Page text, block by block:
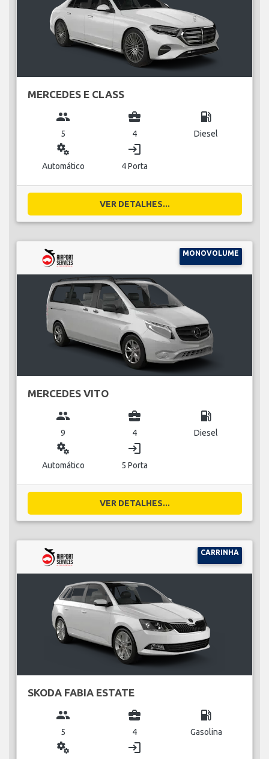
MERCEDES E CLASS
group
5
business_center
4
local_gas_station
Diesel
miscellaneous_services
Automático
login
4 Porta
VER DETALHES...
MONOVOLUME
MERCEDES VITO
group
9
business_center
4
local_gas_station
Diesel
miscellaneous_services
Automático
login
5 Porta
VER DETALHES...
CARRINHA
SKODA FABIA ESTATE
group
5
business_center
4
local_gas_station
Gasolina
miscellaneous_services login